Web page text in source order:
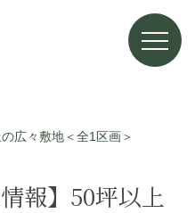
広々敷地＜全1区画＞
報】50坪以上